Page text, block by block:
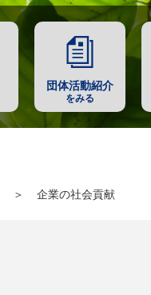
団体活動紹介
をみる
＞ 企業の社会貢献